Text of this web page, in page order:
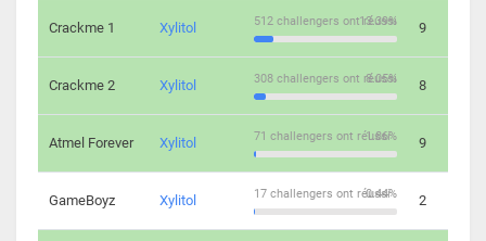
Crackme 1 Xylitol 13.39%
512 challengers ont réussi 9
Crackme 2 Xylitol 8.05%
308 challengers ont réussi 8
Atmel Forever Xylitol 1.86%
71 challengers ont réussi 9
GameBoyz Xylitol 0.44%
17 challengers ont réussi 2